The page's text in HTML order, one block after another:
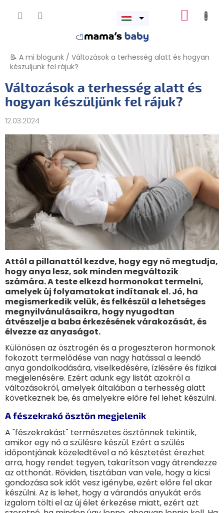
KOSÁR
Menü
📝 A mi blogunk / Változások a terhesség alatt és hogyan
készüljünk fel rájuk?
Változások a terhesség alatt és
hogyan készüljünk fel rájuk?
12.03.2024
Attól a pillanattól kezdve, hogy egy nő megtudja,
hogy anya lesz, sok minden megváltozik
számára. A teste elkezd hormonokat termelni,
amelyek új folyamatokat indítanak el. Jó, ha
megismerkedik velük, és felkészül a lehetséges
megnyilvánulásaikra, hogy nyugodtan
átvészelje a baba érkezésének várakozását, és
élvezze az anyaságot.
Különösen az ösztrogén és a progeszteron hormonok
fokozott termelődése van nagy hatással a leendő
anya gondolkodására, viselkedésére, ízlésére és fizikai
megjelenésére. Ezért adunk egy listát azokról a
változásokról, amelyek általában a terhesség alatt
következnek be, és amelyekre előre fel lehet készülni.
A fészekrakó ösztön megjelenik
A "fészekrakást" természetes ösztönnek tekintik,
amikor egy nő a szülésre készül. Ezért a szülés
időpontjának közeledtével a nő késztetést érezhet
arra, hogy rendet tegyen, takarítson vagy átrendezze
az otthonát. Röviden, tisztában van vele, hogy a kicsi
gondozása sok időt vesz igénybe, ezért előre fel akar
készülni. Az is lehet, hogy a várandós anyukát erős
izgalom tölti el az új élet érkezése miatt, ezért azt